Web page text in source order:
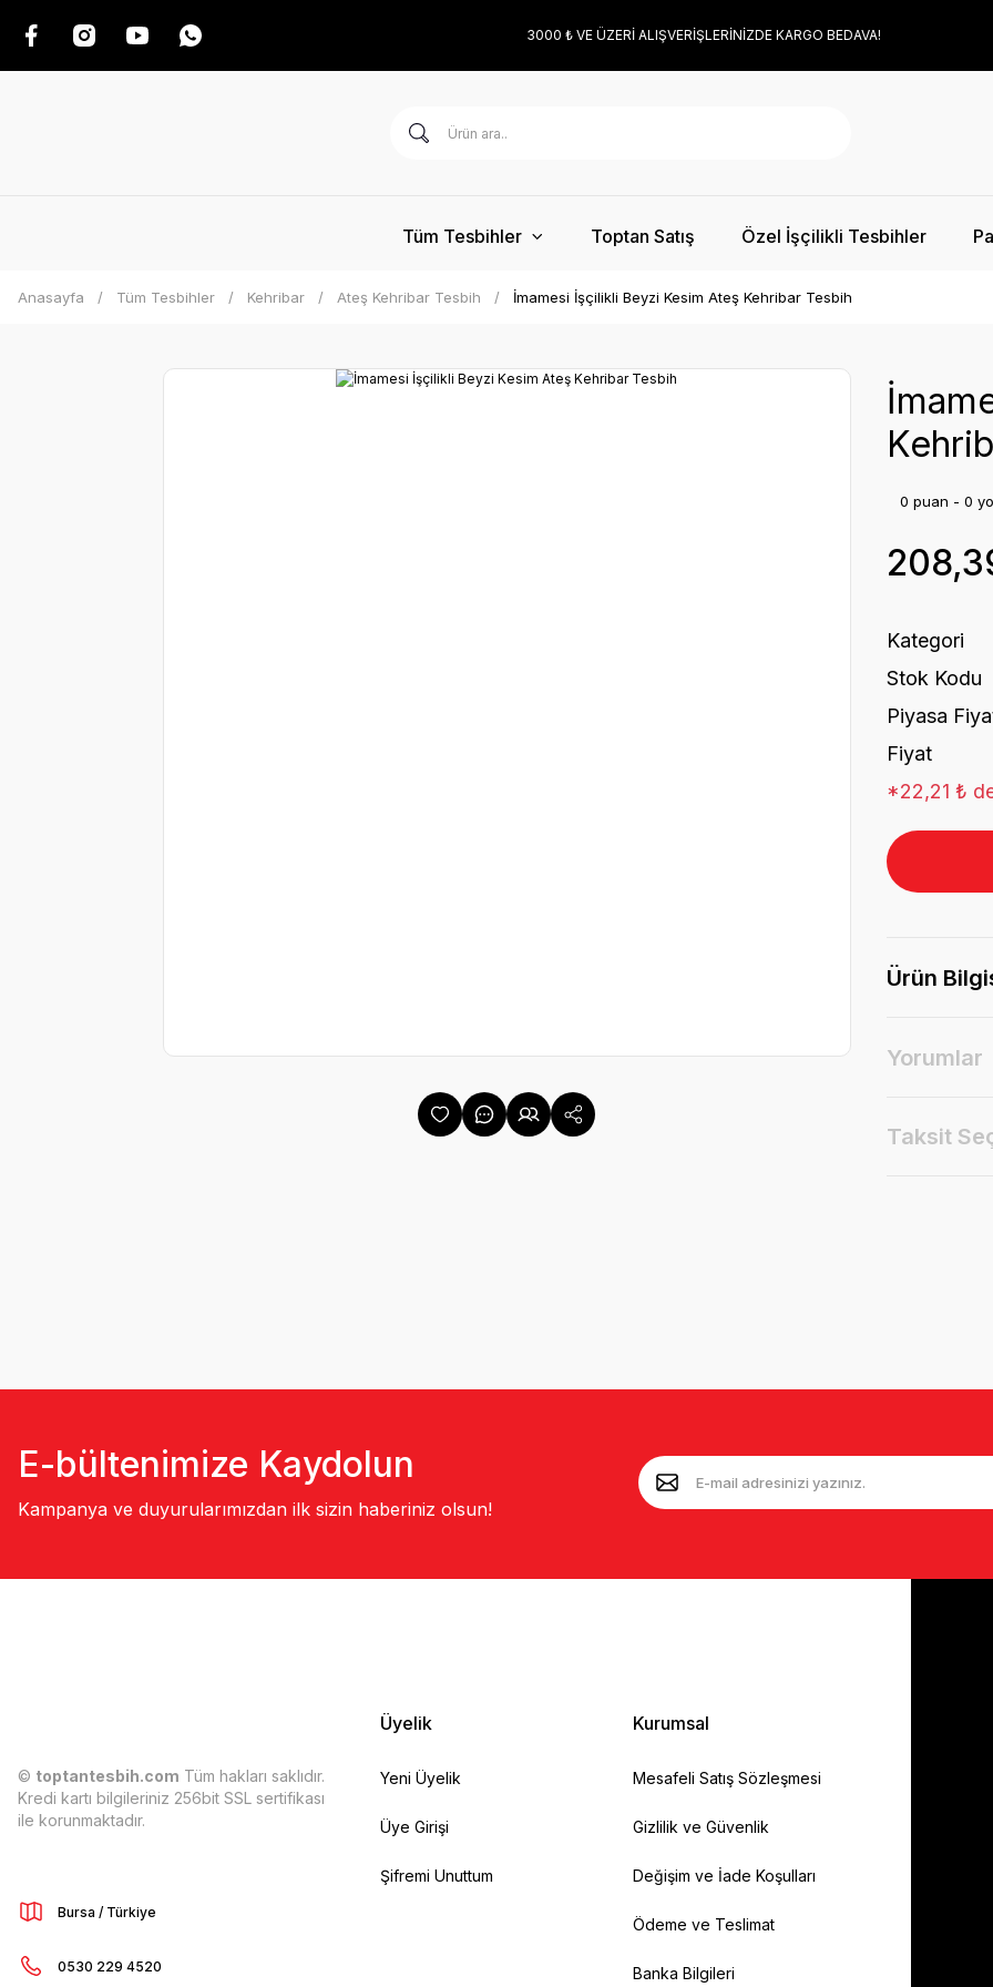
3000 ₺ VE ÜZERİ ALIŞVERİŞLERİNİZDE KARGO BEDAVA!
Tüm Tesbihler Toptan Satış Özel İşçilikli Tesbihler
Anasayfa Tüm Tesbihler Kehribar Ateş Kehribar Tesbih İmamesi İşçilikli Beyzi Kesim Ateş Kehribar Tesbih
0 puan - 0
Kategori
Stok Kodu
Piyasa
Fiyat
*22,21 ₺
Ürün
Yorumlar
Taksit
E-bültenimize Kaydolun
Kampanya ve duyurularımızdan ilk sizin haberiniz olsun!
© toptantesbih.com Tüm hakları saklıdır.
Kredi kartı bilgileriniz 256bit SSL sertifikası
ile korunmaktadır.
Bursa / Türkiye
0530 229 4520
Üyelik
Yeni Üyelik
Üye Girişi
Şifremi Unuttum
Kurumsal
Mesafeli Satış Sözleşmesi
Gizlilik ve Güvenlik
Değişim ve İade Koşulları
Ödeme ve Teslimat
Banka Bilgileri